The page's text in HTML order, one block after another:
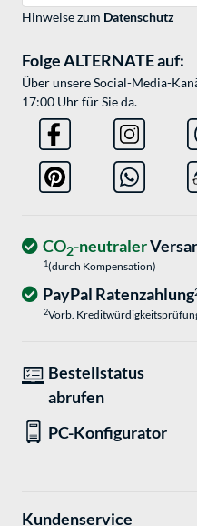
Hinweise zum Datenschutz
Folge ALTERNATE auf:
Über unsere Social-Media-
17:00 Uhr für Sie da.
CO2-neutraler
1(durch Kompensation)
PayPal Ratenzahlung
2Vorb.
Bestellstatus
abrufen
PC-Konfigurator
Kundenservice